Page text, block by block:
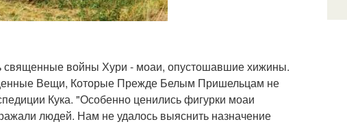
священные войны Хури - моаи, опустошавшие хижины.
Вещи, Которые Прежде Белым Пришельцам не
Кука. "Особенно ценились фигурки моаи
людей. Нам не удалось выяснить назначение